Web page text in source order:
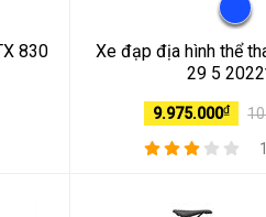
830
Xe đạp địa hình thể
29 5
9.975.000₫